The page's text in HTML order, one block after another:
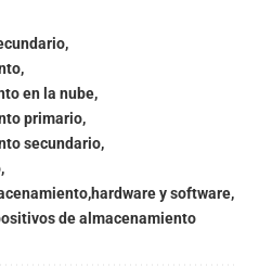
en la nube
primario
secundario
hardware y software
de almacenamiento